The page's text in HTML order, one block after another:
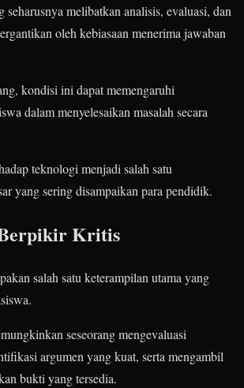
seharusnya melibatkan analisis, evaluasi, dan
oleh kebiasaan menerima jawaban
kondisi ini dapat memengaruhi
dalam menyelesaikan masalah secara
teknologi menjadi salah satu
yang sering disampaikan para pendidik.
Kritis
salah satu keterampilan utama yang
seseorang mengevaluasi
argumen yang kuat, serta mengambil
bukti yang tersedia.